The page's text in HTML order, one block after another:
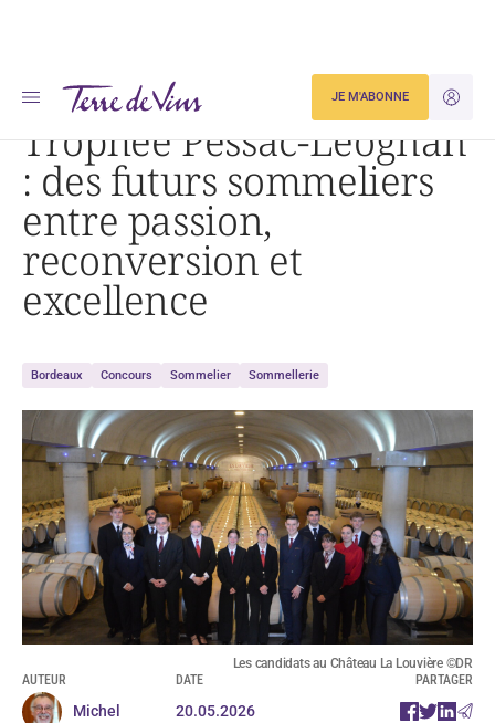
JE
JE M'ABONNE
Accueil
Actualités
Trophée Pessac-Léognan : des futurs sommeliers entre passion, reconversion et excellence
Trophée Pessac-Léognan
: des futurs sommeliers
entre passion,
reconversion et
excellence
Bordeaux Concours Sommelier Sommellerie
Les candidats au Château La Louvière ©DR
AUTEUR
Michel
DATE
20.05.2026
PARTAGER